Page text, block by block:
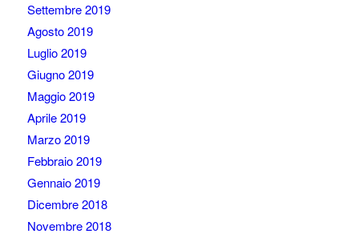
Settembre 2019
Agosto 2019
Luglio 2019
Giugno 2019
Maggio 2019
Aprile 2019
Marzo 2019
Febbraio 2019
Gennaio 2019
Dicembre 2018
Novembre 2018